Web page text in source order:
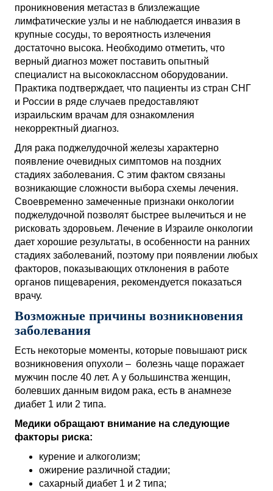
проникновения метастаз в близлежащие
лимфатические узлы и не наблюдается инвазия в
крупные сосуды, то вероятность излечения
достаточно высока. Необходимо отметить, что
верный диагноз может поставить опытный
специалист на высококлассном оборудовании.
Практика подтверждает, что пациенты из стран СНГ
и России в ряде случаев предоставляют
израильским врачам для ознакомления
некорректный диагноз.
Для рака поджелудочной железы характерно
появление очевидных симптомов на поздних
стадиях заболевания. С этим фактом связаны
возникающие сложности выбора схемы лечения.
Своевременно замеченные признаки онкологии
поджелудочной позволят быстрее вылечиться и не
рисковать здоровьем. Лечение в Израиле онкологии
дает хорошие результаты, в особенности на ранних
стадиях заболеваний, поэтому при появлении любых
факторов, показывающих отклонения в работе
органов пищеварения, рекомендуется показаться
врачу.
Возможные причины возникновения
заболевания
Есть некоторые моменты, которые повышают риск
возникновения опухоли – болезнь чаще поражает
мужчин после 40 лет. А у большинства женщин,
болевших данным видом рака, есть в анамнезе
диабет 1 или 2 типа.
Медики обращают внимание на следующие
факторы риска:
курение и алкоголизм;
ожирение различной стадии;
сахарный диабет 1 и 2 типа;